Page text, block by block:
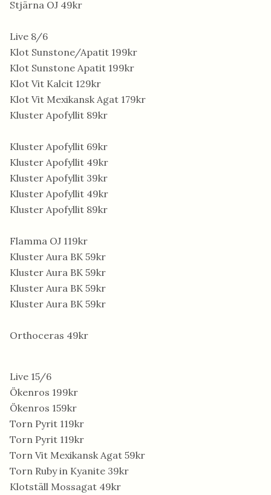
Stjärna OJ 49kr
Live 8/6
Klot Sunstone/Apatit 199kr
Klot Sunstone Apatit 199kr
Klot Vit Kalcit 129kr
Klot Vit Mexikansk Agat 179kr
Kluster Apofyllit 89kr
Kluster Apofyllit 69kr
Kluster Apofyllit 49kr
Kluster Apofyllit 39kr
Kluster Apofyllit 49kr
Kluster Apofyllit 89kr
Flamma OJ 119kr
Kluster Aura BK 59kr
Kluster Aura BK 59kr
Kluster Aura BK 59kr
Kluster Aura BK 59kr
Orthoceras 49kr
Live 15/6
Ökenros 199kr
Ökenros 159kr
Torn Pyrit 119kr
Torn Pyrit 119kr
Torn Vit Mexikansk Agat 59kr
Torn Ruby in Kyanite 39kr
Klotställ Mossagat 49kr